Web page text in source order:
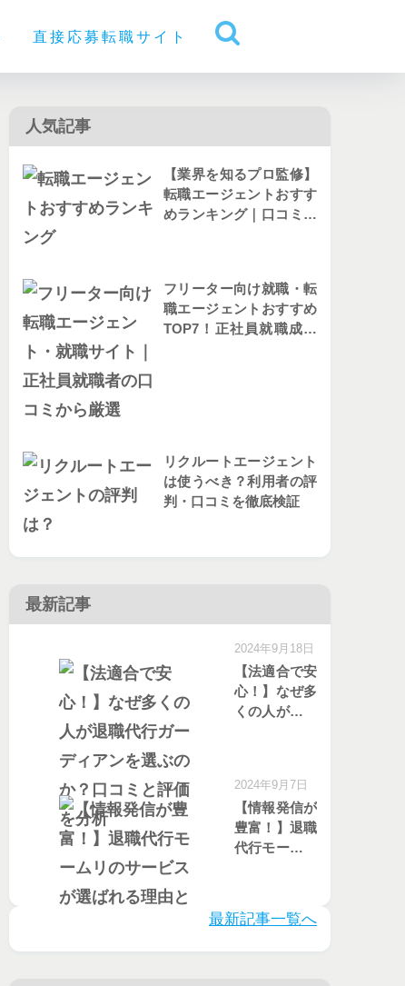
直接応募転職サイト
人気記事
【業界を知るプロ監修】
転職エージェントおすす
めランキング｜口コミか
フリーター向け就職・転
職エージェントおすすめ
TOP7！正社員就職成功
リクルートエージェント
は使うべき？利用者の評
判・口コミを徹底検証
最新記事
【法適合で安
心！】なぜ多
くの人が退職
評価を分析
2024年9月18日
【情報発信が
豊富！】退職
代行モームリ
口コミを徹底
2024年9月7日
最新記事一覧へ